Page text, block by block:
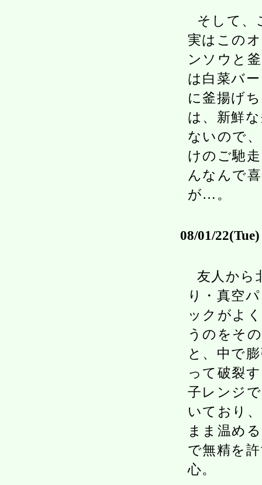
そして、
実はこの
ンソウと
は白菜バ
に釜揚げ
は、新鮮
ないので
けのご馳
んなんで
が…。
08/01/22(Tue)
友人から
り・真空
ックがよ
うのをそ
と、中で
って破裂
子レンジ
いており
まま温め
で無精を
心。